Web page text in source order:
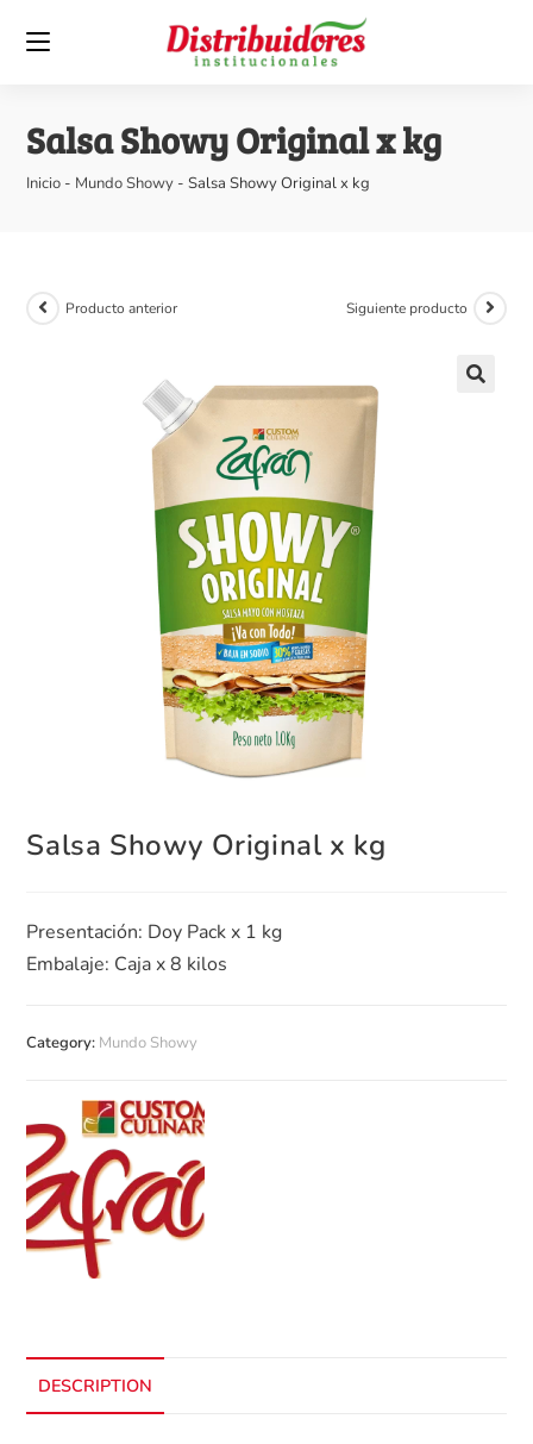
Salsa Showy Original x kg
Inicio - Mundo Showy -Salsa Showy Original x kg
Producto anterior Siguiente producto
Salsa Showy Original x kg
Presentación: Doy Pack x 1 kg
Embalaje: Caja x 8 kilos
Category: Mundo Showy
DESCRIPTION